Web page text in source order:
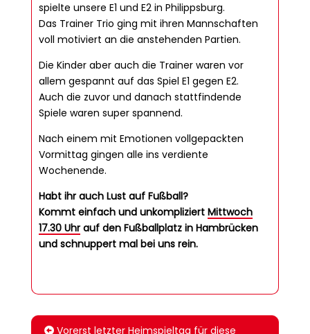
spielte unsere E1 und E2 in Philippsburg.
Das Trainer Trio ging mit ihren Mannschaften
voll motiviert an die anstehenden Partien.
Die Kinder aber auch die Trainer waren vor
allem gespannt auf das Spiel E1 gegen E2.
Auch die zuvor und danach stattfindende
Spiele waren super spannend.
Nach einem mit Emotionen vollgepackten
Vormittag gingen alle ins verdiente
Wochenende.
Habt ihr auch Lust auf Fußball?
Kommt einfach und unkompliziert Mittwoch
17.30 Uhrauf den Fußballplatz in Hambrücken
und schnuppert mal bei uns rein.
Vorerst letzter Heimspieltag für diese